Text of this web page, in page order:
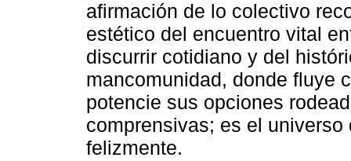
afirmación de lo colectivo
estético del encuentro vital
discurrir cotidiano y del
mancomunidad, donde fluye
potencie sus opciones
comprensivas; es el
felizmente.